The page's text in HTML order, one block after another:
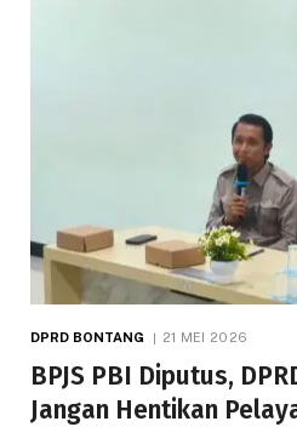
DPRD BONTANG 21 MEI 2026
BPJS PBI Diputus,
Jangan Hentikan